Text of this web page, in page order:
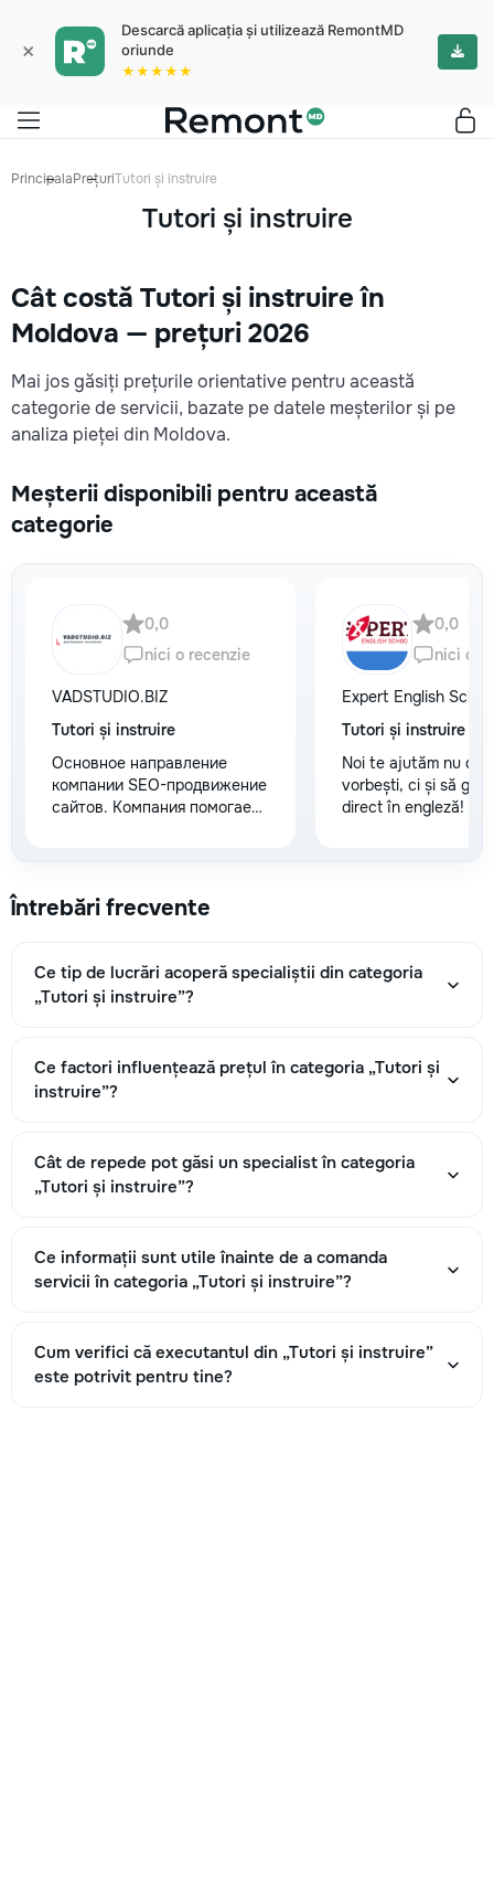
×
Descarcă aplicația și utilizează RemontMD
oriunde
★★★★★
PrincipalaPrețuriTutori și instruire
Tutori și instruire
Cât costă Tutori și instruire în
Moldova — prețuri 2026
Mai jos găsiți prețurile orientative pentru această
categorie de servicii, bazate pe datele meșterilor și pe
analiza pieței din Moldova.
Meșterii disponibili pentru această
categorie
0,0
nici o recenzie
VADSTUDIO.BIZ
Tutori și instruire
Основное направление
компании SEO-продвижение
сайтов. Компания помогает
бизнес-задачи.
Эффективное SEO-
росту количества запросов
и заказов на сайте клиента.
На такой результат
эффективности
отслеживается
0,0
nici o
Expert English
Tutori și instruire
Noi te ajutăm nu
vorbești, ci și să
direct în engleză!
Întrebări frecvente
Ce tip de lucrări acoperă specialiștii din categoria
„Tutori și instruire”?
Ce factori influențează prețul în categoria „Tutori și
instruire”?
Cât de repede pot găsi un specialist în categoria
„Tutori și instruire”?
Ce informații sunt utile înainte de a comanda
servicii în categoria „Tutori și instruire”?
Cum verifici că executantul din „Tutori și instruire”
este potrivit pentru tine?